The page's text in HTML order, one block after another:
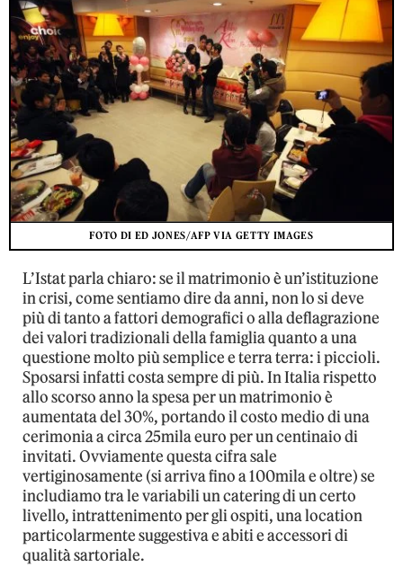
FOTO DI ED JONES/AFP VIA GETTY IMAGES
L’Istat parla chiaro: se il matrimonio è un’istituzione
in crisi, come sentiamo dire da anni, non lo si deve
più di tanto a fattori demografici o alla deflagrazione
dei valori tradizionali della famiglia quanto a una
questione molto più semplice e terra terra: i piccioli.
Sposarsi infatti costa sempre di più. In Italia rispetto
allo scorso anno la spesa per un matrimonio è
aumentata del 30%, portando il costo medio di una
cerimonia a circa 25mila euro per un centinaio di
invitati. Ovviamente questa cifra sale
vertiginosamente (si arriva fino a 100mila e oltre) se
includiamo tra le variabili un catering di un certo
livello, intrattenimento per gli ospiti, una location
particolarmente suggestiva e abiti e accessori di
qualità sartoriale.